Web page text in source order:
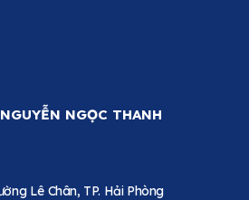
NGỌC THANH
Lê Chân, TP. Hải Phòng